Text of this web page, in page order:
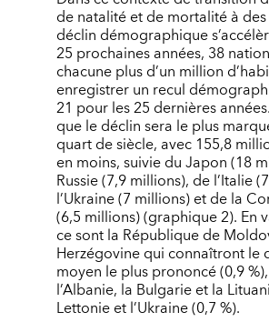
de natalité et de mortalité à
déclin démographique
25 prochaines années, 38
chacune plus d’un million
enregistrer un recul
21 pour les 25 dernières
que le déclin sera le plus
quart de siècle, avec 155,8
en moins, suivie du Japon (18
Russie (7,9 millions), de l’Italie
l’Ukraine (7 millions) et de la
(6,5 millions) (graphique 2). En
ce sont la République de
Herzégovine qui connaîtront le
moyen le plus prononcé (0,9
l’Albanie, la Bulgarie et la
Lettonie et l’Ukraine (0,7 %).